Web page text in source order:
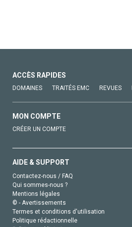
ACCÈS RAPIDES
DOMAINES TRAITÉS EMC REVUES
MON COMPTE
CRÉER UN COMPTE
AIDE & SUPPORT
Contactez-nous / FAQ
Qui sommes-nous ?
Mentions légales
© - Avertissements
Termes et conditions d'utilisation
Politique rédactionnelle